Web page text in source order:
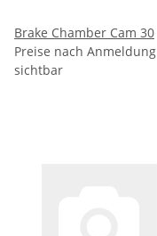
Brake Chamber Cam 30
Preise nach Anmeldung
sichtbar